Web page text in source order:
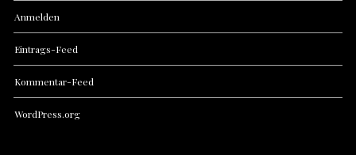
Anmelden
Eintrags-Feed
Kommentar-Feed
WordPress.org